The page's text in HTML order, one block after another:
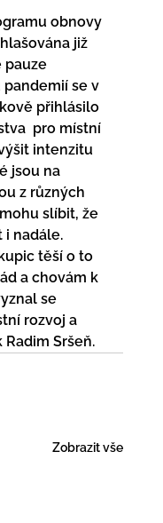
obnovy
již
pauze
se v
přihlásilo
pro místní
intenzitu
jsou na
z různých
slíbit, že
i nadále.
těší o to
a chovám k
se
rozvoj a
Sršeň.
Zobrazit vše